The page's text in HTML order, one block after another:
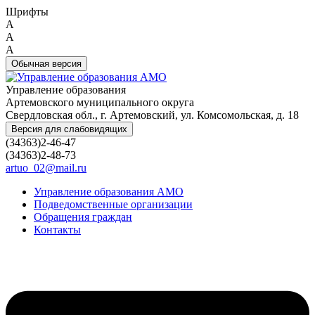
Шрифты
A
A
A
Обычная версия
Управление образования
Артемовского муниципального округа
Свердловская обл., г. Артемовский, ул. Комсомольская, д. 18
Версия для слабовидящих
(34363)2-46-47
(34363)2-48-73
artuo_02@mail.ru
Управление образования АМО
Подведомственные организации
Обращения граждан
Контакты